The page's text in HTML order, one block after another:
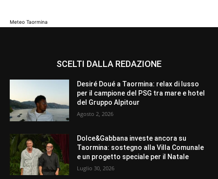
Meteo Taormina
SCELTI DALLA REDAZIONE
Desiré Doué a Taormina: relax di lusso
per il campione del PSG tra mare e hotel
del Gruppo Alpitour
Agosto 2, 2026
Dolce&Gabbana investe ancora su
Taormina: sostegno alla Villa Comunale
e un progetto speciale per il Natale
Luglio 30, 2026